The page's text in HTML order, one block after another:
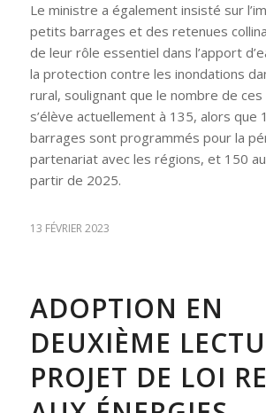
Le ministre a également insisté sur
petits barrages et des retenues
de leur rôle essentiel dans l’apport
la protection contre les inondations
rural, soulignant que le nombre de
s’élève actuellement à 135, alors que
barrages sont programmés pour la
partenariat avec les régions, et 150
partir de 2025.
13 FÉVRIER 2023
ADOPTION EN
DEUXIÈME
PROJET DE LOI